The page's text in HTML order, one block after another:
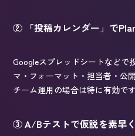
② 「投稿カレンダー」で
Googleスプレッドシートなどで
マ・フォーマット・担当者・公
チーム運用の場合は特に有効です
③ A/Bテストで仮説を素早